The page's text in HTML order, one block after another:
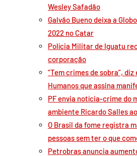
Wesley Safadão
Galvão Bueno deixa a
2022 no Catar
Polícia Militar de Iguatu
corporação
“Tem crimes de sobra”,
Humanos que assina
PF envia notícia-crime do
ambiente Ricardo Salles
O Brasil da fome registra
pessoas sem ter o que
Petrobras anuncia